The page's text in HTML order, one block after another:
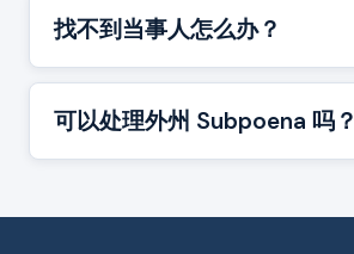
找不到当事人怎么办？
可以处理外州 Subpoena 吗？